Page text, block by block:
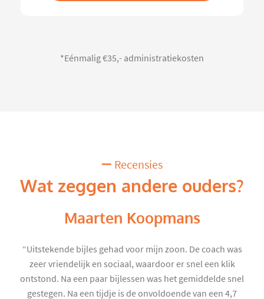
*Eénmalig €35,- administratiekosten
Recensies
Wat zeggen andere ouders?
Maarten Koopmans
“Uitstekende bijles gehad voor mijn zoon. De coach was
zeer vriendelijk en sociaal, waardoor er snel een klik
ontstond. Na een paar bijlessen was het gemiddelde snel
gestegen. Na een tijdje is de onvoldoende van een 4,7